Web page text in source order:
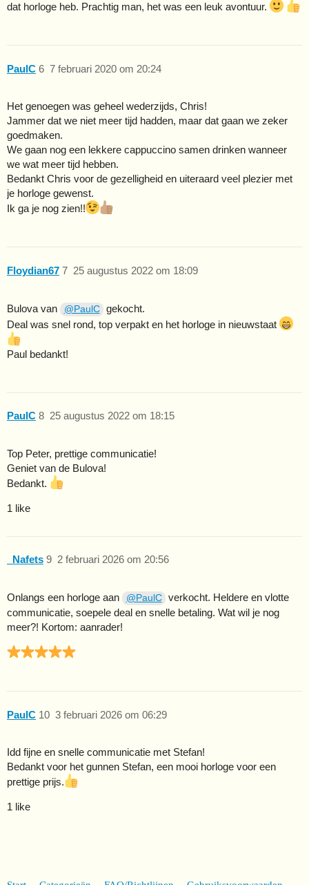
dat horloge heb. Prachtig man, het was een leuk avontuur.
PaulC 7 februari 2020 om 20:24
6
Het genoegen was geheel wederzijds, Chris!
Jammer dat we niet meer tijd hadden, maar dat gaan we zeker
goedmaken.
We gaan nog een lekkere cappuccino samen drinken wanneer
we wat meer tijd hebben.
Bedankt Chris voor de gezelligheid en uiteraard veel plezier met
je horloge gewenst.
Ik ga je nog zien!!
Floydian67 25 augustus 2022 om 18:09
7
Bulova van @PaulC gekocht.
Deal was snel rond, top verpakt en het horloge in nieuwstaat
Paul bedankt!
PaulC 25 augustus 2022 om 18:15
8
Top Peter, prettige communicatie!
Geniet van de Bulova!
Bedankt.
1 like
_Nafets 2 februari 2026 om 20:56
9
Onlangs een horloge aan @PaulC verkocht. Heldere en vlotte
communicatie, soepele deal en snelle betaling. Wat wil je nog
meer?! Kortom: aanrader!
PaulC 3 februari 2026 om 06:29
10
Idd fijne en snelle communicatie met Stefan!
Bedankt voor het gunnen Stefan, een mooi horloge voor een
prettige prijs.
1 like